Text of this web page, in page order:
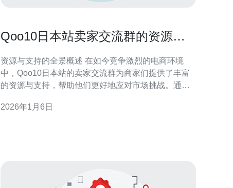
Qoo10日本站卖家交流群的资源与
资源与支持的全景概述 在如今竞争激烈的电商环境
中，Qoo10日本站的卖家交流群为商家们提供了丰富
的资源与支持，帮助他们更好地应对市场挑战。通过
择、主机托管及域名注册等方面的专业指导和建议。
2026年1月6日